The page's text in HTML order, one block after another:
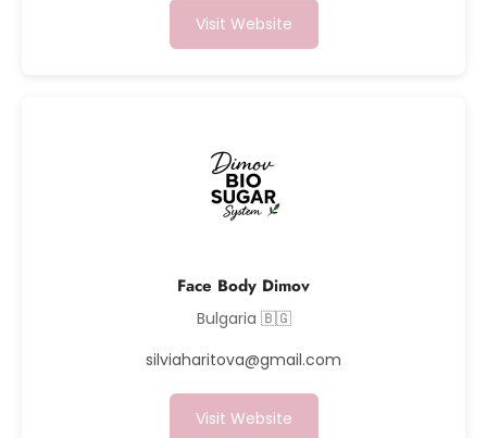
Visit Website
Face Body Dimov
Bulgaria 🇧🇬
silviaharitova@gmail.com
Visit Website